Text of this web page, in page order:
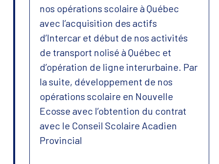
nos opérations scolaire à Québec
avec l’acquisition des actifs
d’Intercar et début de nos activités
de transport nolisé à Québec et
d’opération de ligne interurbaine. Par
la suite, développement de nos
opérations scolaire en Nouvelle
Ecosse avec l’obtention du contrat
avec le Conseil Scolaire Acadien
Provincial